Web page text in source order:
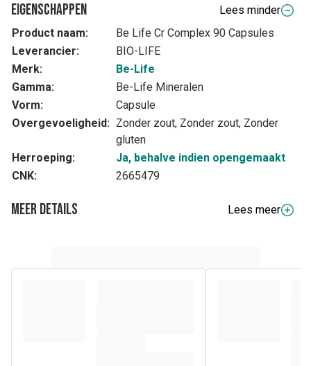
Eigenschappen
Lees minder
Product naam:
Be Life Cr Complex 90 Capsules
Leverancier:
BIO-LIFE
Merk:
Be-Life
Gamma:
Be-Life Mineralen
Vorm:
Capsule
Overgevoeligheid: Zonder zout, Zonder zout, Zonder
gluten
Herroeping:
Ja, behalve indien opengemaakt
CNK:
2665479
Meer details
Lees meer
Samenstelling